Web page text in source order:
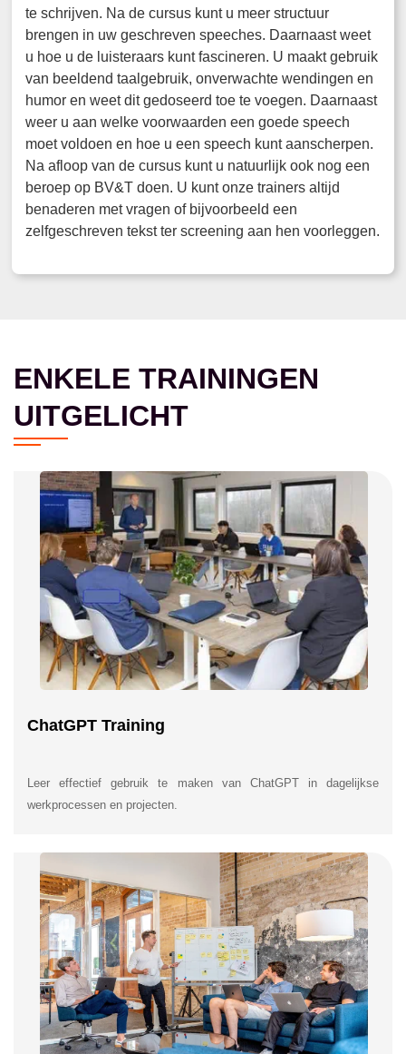
te schrijven. Na de cursus kunt u meer structuur
brengen in uw geschreven speeches. Daarnaast weet
u hoe u de luisteraars kunt fascineren. U maakt gebruik
van beeldend taalgebruik, onverwachte wendingen en
humor en weet dit gedoseerd toe te voegen. Daarnaast
weer u aan welke voorwaarden een goede speech
moet voldoen en hoe u een speech kunt aanscherpen.
Na afloop van de cursus kunt u natuurlijk ook nog een
beroep op BV&T doen. U kunt onze trainers altijd
benaderen met vragen of bijvoorbeeld een
zelfgeschreven tekst ter screening aan hen voorleggen.
ENKELE TRAININGEN
UITGELICHT
ChatGPT Training
Leer effectief gebruik te maken van ChatGPT in dagelijkse
werkprocessen en projecten.